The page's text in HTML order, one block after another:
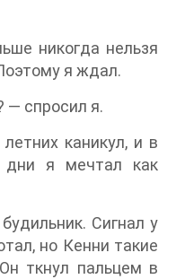
никогда нельзя
я ждал.
— спросил я.
каникул, и в
я мечтал как
Сигнал у
но Кенни такие
ткнул пальцем в